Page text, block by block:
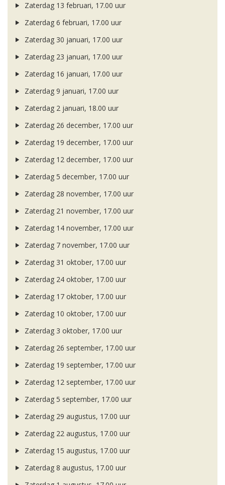
Zaterdag 13 februari, 17.00 uur
Zaterdag 6 februari, 17.00 uur
Zaterdag 30 januari, 17.00 uur
Zaterdag 23 januari, 17.00 uur
Zaterdag 16 januari, 17.00 uur
Zaterdag 9 januari, 17.00 uur
Zaterdag 2 januari, 18.00 uur
Zaterdag 26 december, 17.00 uur
Zaterdag 19 december, 17.00 uur
Zaterdag 12 december, 17.00 uur
Zaterdag 5 december, 17.00 uur
Zaterdag 28 november, 17.00 uur
Zaterdag 21 november, 17.00 uur
Zaterdag 14 november, 17.00 uur
Zaterdag 7 november, 17.00 uur
Zaterdag 31 oktober, 17.00 uur
Zaterdag 24 oktober, 17.00 uur
Zaterdag 17 oktober, 17.00 uur
Zaterdag 10 oktober, 17.00 uur
Zaterdag 3 oktober, 17.00 uur
Zaterdag 26 september, 17.00 uur
Zaterdag 19 september, 17.00 uur
Zaterdag 12 september, 17.00 uur
Zaterdag 5 september, 17.00 uur
Zaterdag 29 augustus, 17.00 uur
Zaterdag 22 augustus, 17.00 uur
Zaterdag 15 augustus, 17.00 uur
Zaterdag 8 augustus, 17.00 uur